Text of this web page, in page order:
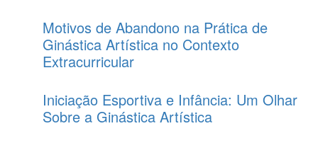
Motivos de Abandono na Prática de
Ginástica Artística no Contexto
Extracurricular
Iniciação Esportiva e Infância: Um Olhar
Sobre a Ginástica Artística